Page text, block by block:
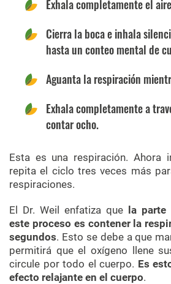
Exhala completamente el
Cierra la boca e inhala
hasta un conteo mental de
Aguanta la respiración
Exhala completamente a
contar ocho.
Esta es una respiración. Ahora
repita el ciclo tres veces más
respiraciones.
El Dr. Weil enfatiza que la parte
este proceso es contener la
segundos. Esto se debe a que
permitirá que el oxígeno llene
circule por todo el cuerpo. Es
efecto relajante en el cuerpo.